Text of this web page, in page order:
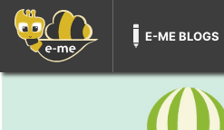
E-ME BLOGS